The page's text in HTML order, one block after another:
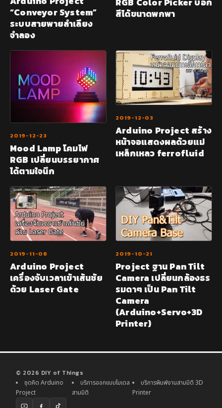
“Conveyor System”
ระบบสายพายลำเลียง
จำลอง
สีได้ขนาดพกพา
2019-12-23
Mood Lamp โคมไฟ
RGB เปลี่ยนบรรยากาศ
ได้ตามใจนึก
2019-12-03
Arduino Project สร้าง
หน้าจอแสดงผลด้วยแม่
เหล็กเหลว ferrofluid
2019-11-08
Arduino Project
เครื่องจับเวลาเข้าเส้นชัย
ด้วย Laser Gate
2019-10-21
Project ฐาน Pan Tilt
Camera เปลี่ยนกล้องธร
รมดาๆ เป็น Pan Tilt
Camera
(Arduino+Servo+3D
Printer)
© 2026 DIY of Things
ชุดคิด Arduino
Project
บริการออกแบบโมเดล
สามมิติ
บริการพิมพ์งานสามมิติ 3D
Printer